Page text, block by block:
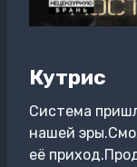
Кутрис
Система
нашей
её